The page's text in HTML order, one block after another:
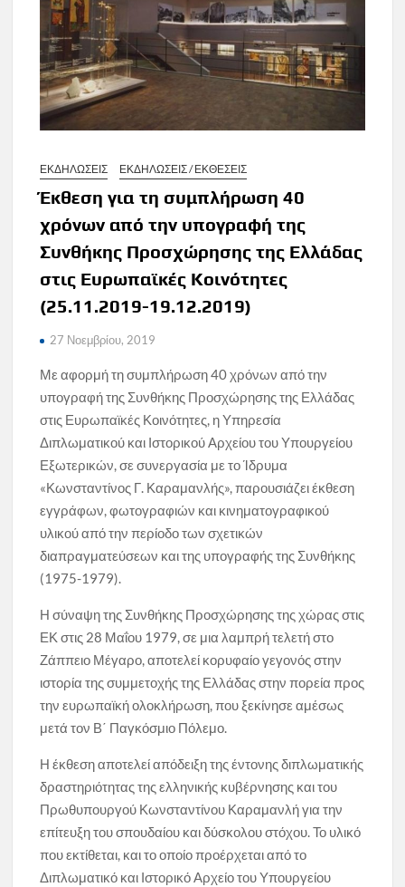
ΕΚΔΗΛΩΣΕΙΣ ΕΚΔΗΛΩΣΕΙΣ / ΕΚΘΕΣΕΙΣ
Έκθεση για τη συμπλήρωση 40
χρόνων από την υπογραφή της
Συνθήκης Προσχώρησης της Ελλάδας
στις Ευρωπαϊκές Κοινότητες
(25.11.2019-19.12.2019)
27 Νοεμβρίου, 2019
Με αφορμή τη συμπλήρωση 40 χρόνων από την
υπογραφή της Συνθήκης Προσχώρησης της Ελλάδας
στις Ευρωπαϊκές Κοινότητες, η Υπηρεσία
Διπλωματικού και Ιστορικού Αρχείου του Υπουργείου
Εξωτερικών, σε συνεργασία με το Ίδρυμα
«Κωνσταντίνος Γ. Καραμανλής», παρουσιάζει έκθεση
εγγράφων, φωτογραφιών και κινηματογραφικού
υλικού από την περίοδο των σχετικών
διαπραγματεύσεων και της υπογραφής της Συνθήκης
(1975-1979).
Η σύναψη της Συνθήκης Προσχώρησης της χώρας στις
ΕΚ στις 28 Μαΐου 1979, σε μια λαμπρή τελετή στο
Ζάππειο Μέγαρο, αποτελεί κορυφαίο γεγονός στην
ιστορία της συμμετοχής της Ελλάδας στην πορεία προς
την ευρωπαϊκή ολοκλήρωση, που ξεκίνησε αμέσως
μετά τον Β΄ Παγκόσμιο Πόλεμο.
Η έκθεση αποτελεί απόδειξη της έντονης διπλωματικής
δραστηριότητας της ελληνικής κυβέρνησης και του
Πρωθυπουργού Κωνσταντίνου Καραμανλή για την
επίτευξη του σπουδαίου και δύσκολου στόχου. Το υλικό
που εκτίθεται, και το οποίο προέρχεται από το
Διπλωματικό και Ιστορικό Αρχείο του Υπουργείου